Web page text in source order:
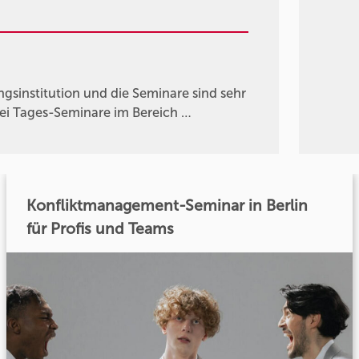
und die Seminare sind sehr
Tages-Seminare im Bereich …
Konfliktmanagement-Seminar in Berlin
für Profis und Teams